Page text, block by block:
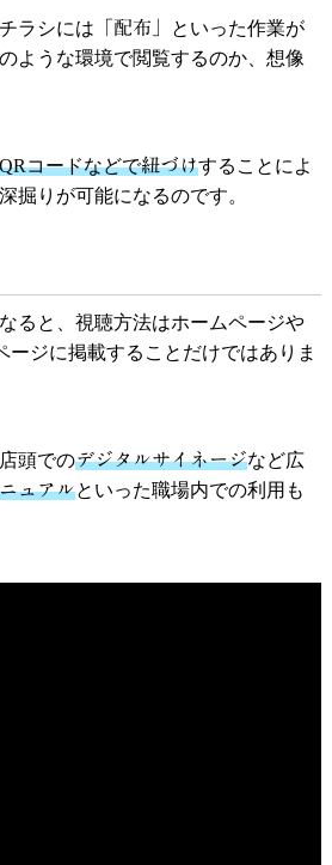
ラシには 「配布」
といった作業が
ような環境で閲覧するのか、想像
コードなどで紐づけすることによ
掘りが可能になるのです。
ると、視聴方法はホームページや
ージに掲載することだけではありま
頭でのデジタルサイネージなど広
ュアルといった職場内での利用も